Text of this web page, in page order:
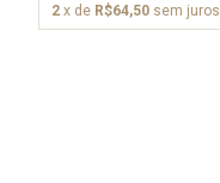
2 x de R$64,50 sem juros